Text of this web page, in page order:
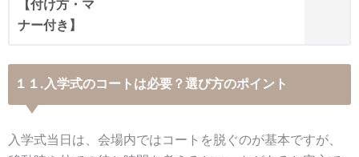
１１.入学式のコートは必要？選び方のポイント
入学式当日は、会場内ではコートを脱ぐのが基本ですが、